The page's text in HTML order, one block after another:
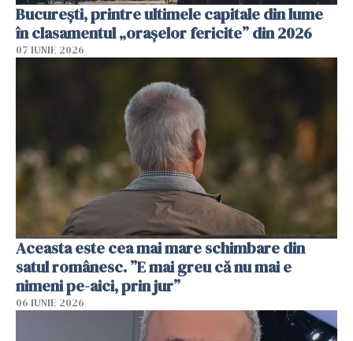
București, printre ultimele capitale din lume
în clasamentul „orașelor fericite” din 2026
07 IUNIE 2026
Aceasta este cea mai mare schimbare din
satul românesc. ”E mai greu că nu mai e
nimeni pe-aici, prin jur”
06 IUNIE 2026